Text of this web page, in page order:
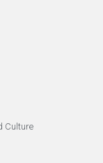
Culture